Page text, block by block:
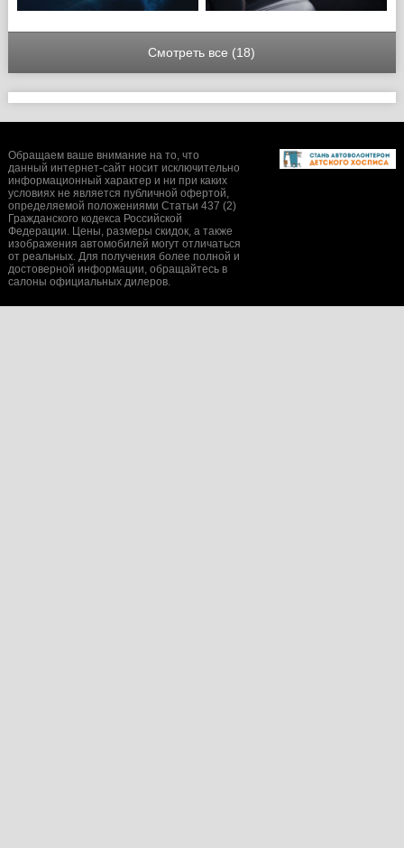
Смотреть все (18)
Обращаем ваше внимание на то, что
данный интернет-сайт носит исключительно
информационный характер и ни при каких
условиях не является публичной офертой,
определяемой положениями Статьи 437 (2)
Гражданского кодекса Российской
Федерации. Цены, размеры скидок, а также
изображения автомобилей могут отличаться
от реальных. Для получения более полной и
достоверной информации, обращайтесь в
салоны официальных дилеров.